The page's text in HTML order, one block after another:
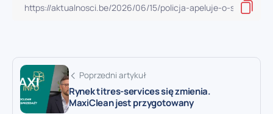
Poprzedni artykuł
Rynek titres-services się zmienia.
MaxiClean jest przygotowany